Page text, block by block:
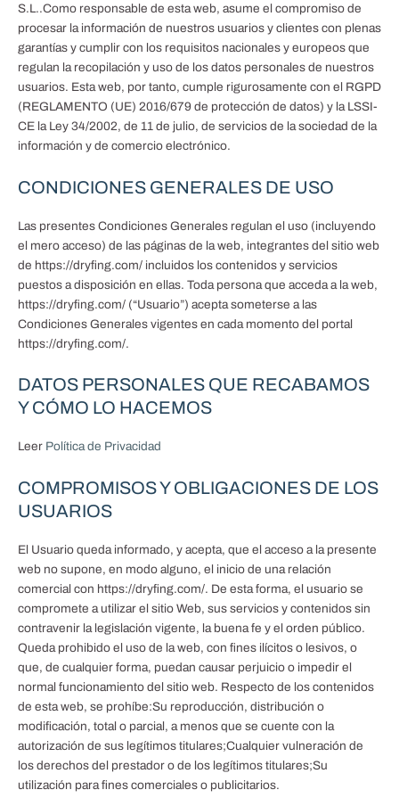
S.L..Como responsable de esta web, asume el compromiso de
procesar la información de nuestros usuarios y clientes con plenas
garantías y cumplir con los requisitos nacionales y europeos que
regulan la recopilación y uso de los datos personales de nuestros
usuarios. Esta web, por tanto, cumple rigurosamente con el RGPD
(REGLAMENTO (UE) 2016/679 de protección de datos) y la LSSI-
CE la Ley 34/2002, de 11 de julio, de servicios de la sociedad de la
información y de comercio electrónico.
CONDICIONES GENERALES DE USO
Las presentes Condiciones Generales regulan el uso (incluyendo
el mero acceso) de las páginas de la web, integrantes del sitio web
de https://dryfing.com/ incluidos los contenidos y servicios
puestos a disposición en ellas. Toda persona que acceda a la web,
https://dryfing.com/ (“Usuario”) acepta someterse a las
Condiciones Generales vigentes en cada momento del portal
https://dryfing.com/.
DATOS PERSONALES QUE RECABAMOS
Y CÓMO LO HACEMOS
Leer Política de Privacidad
COMPROMISOS Y OBLIGACIONES DE LOS
USUARIOS
El Usuario queda informado, y acepta, que el acceso a la presente
web no supone, en modo alguno, el inicio de una relación
comercial con https://dryfing.com/. De esta forma, el usuario se
compromete a utilizar el sitio Web, sus servicios y contenidos sin
contravenir la legislación vigente, la buena fe y el orden público.
Queda prohibido el uso de la web, con fines ilícitos o lesivos, o
que, de cualquier forma, puedan causar perjuicio o impedir el
normal funcionamiento del sitio web. Respecto de los contenidos
de esta web, se prohíbe:Su reproducción, distribución o
modificación, total o parcial, a menos que se cuente con la
autorización de sus legítimos titulares;Cualquier vulneración de
los derechos del prestador o de los legítimos titulares;Su
utilización para fines comerciales o publicitarios.